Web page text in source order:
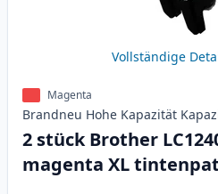
Vollständige
Magenta
Brandneu Hohe Kapazität
2 stück Brother
magenta XL